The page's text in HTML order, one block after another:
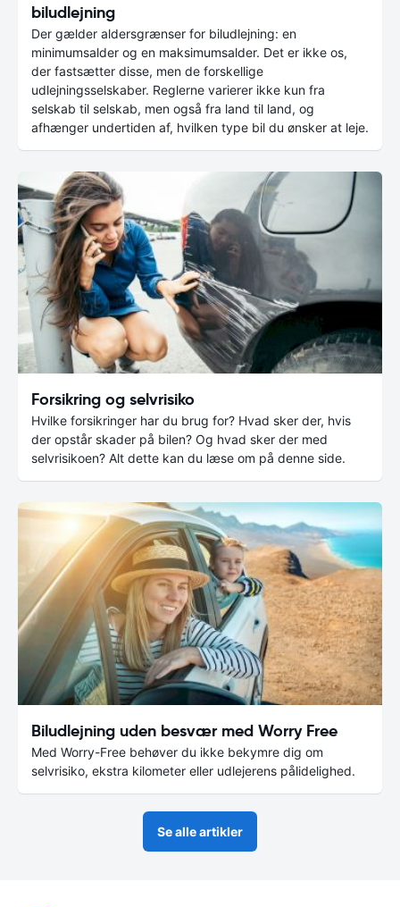
biludlejning
Der gælder aldersgrænser for biludlejning: en
minimumsalder og en maksimumsalder. Det er ikke os,
der fastsætter disse, men de forskellige
udlejningsselskaber. Reglerne varierer ikke kun fra
selskab til selskab, men også fra land til land, og
afhænger undertiden af, hvilken type bil du ønsker at leje.
Forsikring og selvrisiko
Hvilke forsikringer har du brug for? Hvad sker der, hvis
der opstår skader på bilen? Og hvad sker der med
selvrisikoen? Alt dette kan du læse om på denne side.
Biludlejning uden besvær med Worry Free
Med Worry-Free behøver du ikke bekymre dig om
selvrisiko, ekstra kilometer eller udlejerens pålidelighed.
Se alle artikler